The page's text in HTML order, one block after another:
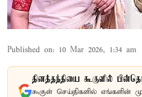
Published on: 10 Mar 2026, 1:34 am
தினத்தந்தியை கூகுளில்
கூகுள் செய்திகளில் எங்களின்